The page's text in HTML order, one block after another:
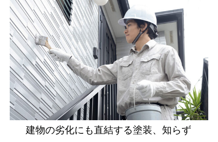
建物の劣化にも直結する塗装、知らず